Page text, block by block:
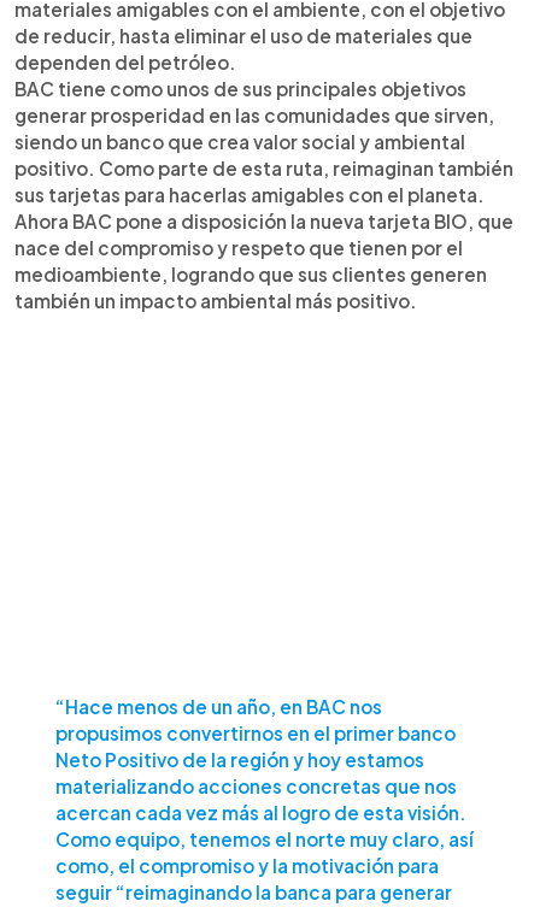
materiales amigables con el ambiente, con el objetivo
de reducir, hasta eliminar el uso de materiales que
dependen del petróleo.
BAC tiene como unos de sus principales objetivos
generar prosperidad en las comunidades que sirven,
siendo un banco que crea valor social y ambiental
positivo. Como parte de esta ruta, reimaginan también
sus tarjetas para hacerlas amigables con el planeta.
Ahora BAC pone a disposición la nueva tarjeta BIO, que
nace del compromiso y respeto que tienen por el
medioambiente, logrando que sus clientes generen
también un impacto ambiental más positivo.
“Hace menos de un año, en BAC nos
propusimos convertirnos en el primer banco
Neto Positivo de la región y hoy estamos
materializando acciones concretas que nos
acercan cada vez más al logro de esta visión.
Como equipo, tenemos el norte muy claro, así
como, el compromiso y la motivación para
seguir “reimaginando la banca para generar